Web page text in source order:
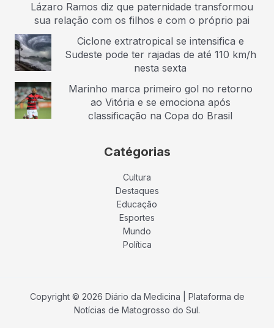
Lázaro Ramos diz que paternidade transformou
sua relação com os filhos e com o próprio pai
Ciclone extratropical se intensifica e
Sudeste pode ter rajadas de até 110 km/h
nesta sexta
Marinho marca primeiro gol no retorno
ao Vitória e se emociona após
classificação na Copa do Brasil
Catégorias
Cultura
Destaques
Educação
Esportes
Mundo
Política
Copyright © 2026 Diário da Medicina | Plataforma de
Notícias de Matogrosso do Sul.